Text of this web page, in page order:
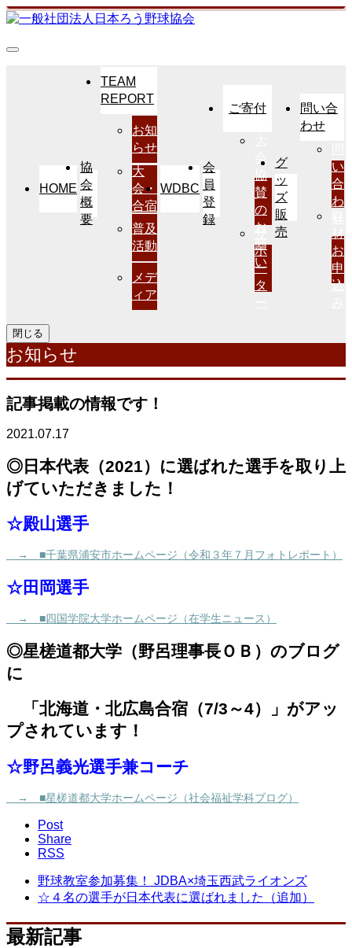
HOME
協
会
概
要
TEAM
REPORT
お知
らせ
大
会・
合宿
普及
活動
メデ
ィア
WDBC
会
員
登
録
ご寄付
協
賛
の
お
願
い
ポ
ー
タ
グ
ッ
ズ
販
売
問い合
わせ
い
合
わ
材
お
申
込
閉じる
お知らせ
記事掲載の情報です！
2021.07.17
◎日本代表（2021）に選ばれた選手を取り上
げていただきました！
☆殿山選手
→ ■千葉県浦安市ホームページ（令和３年７月フォトレポート）
☆田岡選手
→ ■四国学院大学ホームページ（在学生ニュース）
◎星槎道都大学（野呂理事長ＯＢ）のブログ
に
「北海道・北広島合宿（7/3～4）」がアッ
プされています！
☆野呂義光選手兼コーチ
→ ■星槎道都大学ホームページ（社会福祉学科ブログ）
Post
Share
RSS
野球教室参加募集！ JDBA×埼玉西武ライオンズ
☆４名の選手が日本代表に選ばれました（追加）
最新記事